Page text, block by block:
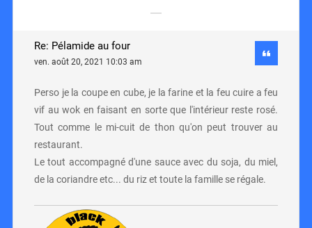
Re: Pélamide au four
ven. août 20, 2021 10:03 am
Perso je la coupe en cube, je la farine et la feu cuire a feu
vif au wok en faisant en sorte que l'intérieur reste rosé.
Tout comme le mi-cuit de thon qu'on peut trouver au
restaurant.
Le tout accompagné d'une sauce avec du soja, du miel,
de la coriandre etc... du riz et toute la famille se régale.